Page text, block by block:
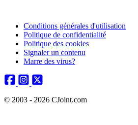
Conditions générales d'utilisation
Politique de confidentialité
Politique des cookies
Signaler un contenu
Marre des virus?
© 2003 - 2026 CJoint.com